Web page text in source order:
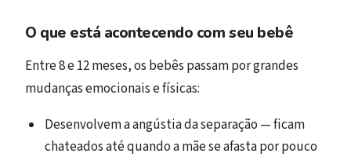
O que está acontecendo com seu bebê
Entre 8 e 12 meses, os bebês passam por grandes
mudanças emocionais e físicas:
Desenvolvem a angústia da separação — ficam
chateados até quando a mãe se afasta por pouco